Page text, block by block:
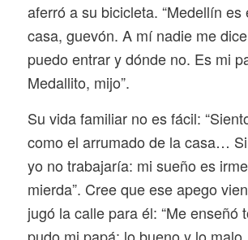
aferró a su bicicleta. “Medellín es
casa, guevón. A mí nadie me
puedo entrar y dónde no. Es mi
Medallito, mijo”.
Su vida familiar no es fácil:
como el arrumado de la casa…
yo no trabajaría: mi sueño es
mierda”. Cree que ese apego
jugó la calle para él: “Me enseñó